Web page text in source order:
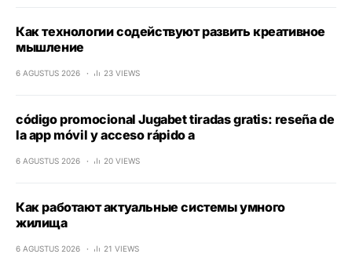
Как технологии содействуют развить креативное
мышление
6 AGUSTUS 2026 23 VIEWS
código promocional Jugabet tiradas gratis: reseña de
la app móvil y acceso rápido a
6 AGUSTUS 2026 20 VIEWS
Как работают актуальные системы умного
жилища
6 AGUSTUS 2026 21 VIEWS